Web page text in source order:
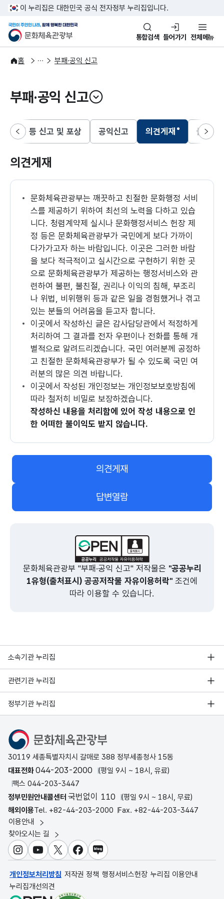
본문 바로가기
주메뉴 바로가기
이 누리집은 대한민국 공식 전자정부 누리집입니다.
문화체육관광부
국민이 주인인 나라, 함께 행복
통합검색 들어가기 전체메뉴
홈
국민참여
신고센터 부패·공익 신고
부패·공익 신고
열기
이전
패행위 등 신고 및 포상 공익신고 의견게재
선택됨
클린신
다음
의견게재
문화체육관광부는 깨끗하고 친절한 문화행정 서비
스를 제공하기 위하여 최선의 노력을 다하고 있습
니다. 청렴계약제 실시나 문화행정서비스 헌장 제
정 등은 문화체육관광부가 국민에게 보다 가까이
다가가고자 하는 바람입니다. 이곳은 그러한 바람
을 보다 적극적이고 실시간으로 구현하기 위한 곳
으로 문화체육관광부가 제공하는 행정서비스와 관
련하여 불편, 불친절, 권리나 이익의 침해, 부조리
나 위법, 비위행위 등과 같은 일을 경험했거나 겪고
있는 분들의 어려움을 듣고자 합니다.
이곳에서 작성하신 글은 감사담당관에서 적정하게
처리하여 그 결과를 전자 우편이나 전화를 통해 개
별적으로 알려드리겠습니다. 국민 여러분께 공정하
고 친절한 문화체육관광부가 될 수 있도록 국민 여
러분의 많은 의견 바랍니다.
이곳에서 작성된 개인정보는 개인정보보호방침에
따라 철저히 비밀로 보장하겠습니다.
작성하신 내용을 처리함에 있어 작성 내용으로 인
한 어떠한 불이익도 받지 않습니다.
의견게재
답변열람
문화체육관광부 "부패·공익 신고" 저작물은 "공공누리
1유형(출처표시) 공공저작물 자유이용허락" 조건에
따라 이용할 수 있습니다.
소속기관 누리집
관련기관 누리집
정부기관 누리집
문화체육관광부
30119 세종특별자치시 갈매로 388 정부세종청사 15동
대표전화044-203-2000
(평일 9시 ~ 18시, 유료)
팩스 044-203-3447
정부민원안내콜센터 국번없이 110
(평일 9시 ~ 18시, 무료)
해외이용Tel. +82-44-203-2000 Fax. +82-44-203-3447
이용안내
찾아오시는 길
인스타그램
유튜브X 페이스북
블로그
개인정보처리방침 저작권 정책 행정서비스헌장 누리집 이용안내
누리집개선의견